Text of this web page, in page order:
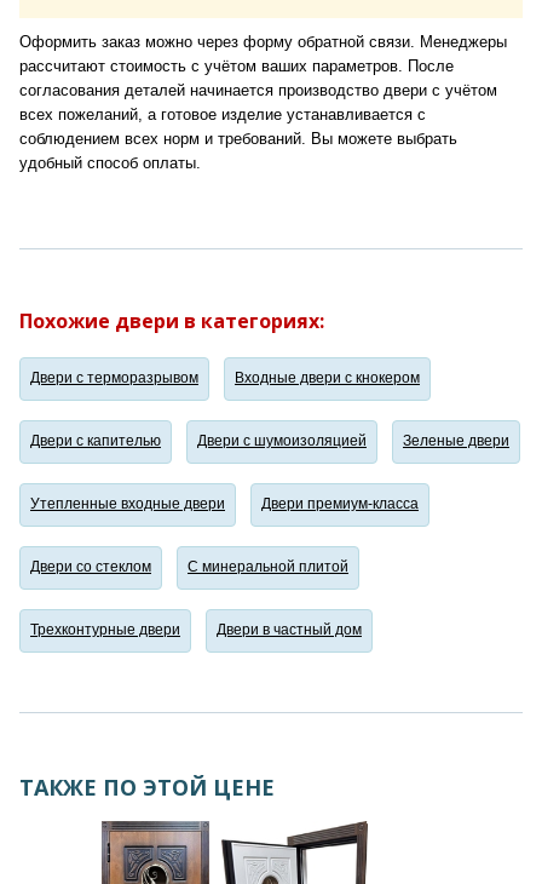
Оформить заказ можно через форму обратной связи. Менеджеры
рассчитают стоимость с учётом ваших параметров. После
согласования деталей начинается производство двери с учётом
всех пожеланий, а готовое изделие устанавливается с
соблюдением всех норм и требований. Вы можете выбрать
удобный способ оплаты.
Похожие двери в категориях:
Двери с терморазрывом Входные двери с кнокером
Двери с капителью Двери с шумоизоляцией Зеленые двери
Утепленные входные двери Двери премиум-класса
Двери со стеклом С минеральной плитой
Трехконтурные двери Двери в частный дом
ТАКЖЕ ПО ЭТОЙ ЦЕНЕ